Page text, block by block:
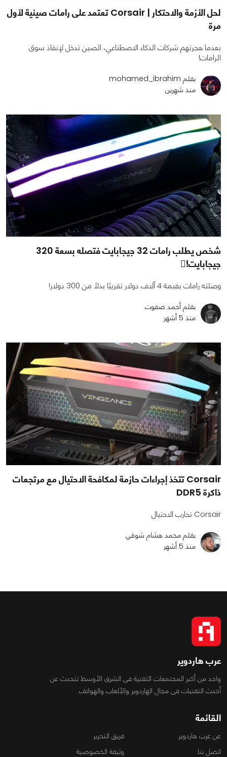
لحل الأزمة والاحتكار | Corsair تعتمد على رامات صينية لأول
مرة
بعدما هجرتهم شركات الذكاء الاصطناعي، الصين تدخل لإنقاذ سوق
الرامات!
بقلم mohamed_ibrahim
منذ شهرين
شخص يطلب رامات 32 جيجابايت فتصله بسعة 320
جيجابايت!ِ
وصلته رامات بقيمة 4 آلاف دولار تقريبًا بدلًا من 300 دولار!
بقلم أحمد صفوت
منذ 5 أشهر
Corsair تتخذ إجراءات حازمة لمكافحة الاحتيال مع مرتجعات
ذاكرة DDR5
Corsair تحارب الاحتيال
بقلم محمد هشام شوقي
منذ 5 أشهر
عرب هاردوير
واحد من أكبر المجتمعات التقنية فى الشرق الأوسط تتحدث عن
أحدث التقنيات فى مجال الهاردوير والألعاب والهواتف
القائمة
عن عرب هاردوير
فريق التحرير
اتصل بنا
وثيقة الخصوصية